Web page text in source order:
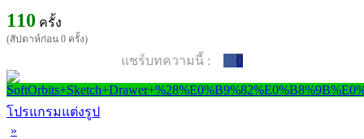
110 ครั้ง
(สัปดาห์ก่อน 0 ครั้ง)
แชร์บทความนี้ : 0
โปรแกรมแต่งรูป
»